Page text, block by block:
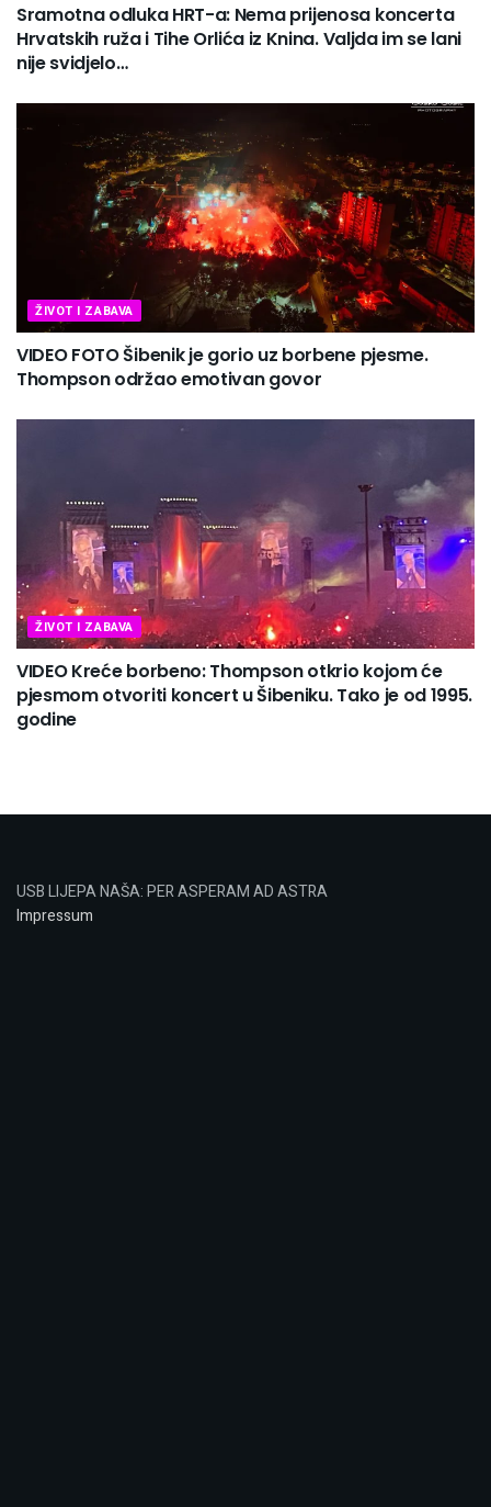
Sramotna odluka HRT-a: Nema prijenosa koncerta
Hrvatskih ruža i Tihe Orlića iz Knina. Valjda im se lani
nije svidjelo…
ŽIVOT I ZABAVA
VIDEO FOTO Šibenik je gorio uz borbene pjesme.
Thompson održao emotivan govor
ŽIVOT I ZABAVA
VIDEO Kreće borbeno: Thompson otkrio kojom će
pjesmom otvoriti koncert u Šibeniku. Tako je od 1995.
godine
USB LIJEPA NAŠA: PER ASPERAM AD ASTRA
Impressum